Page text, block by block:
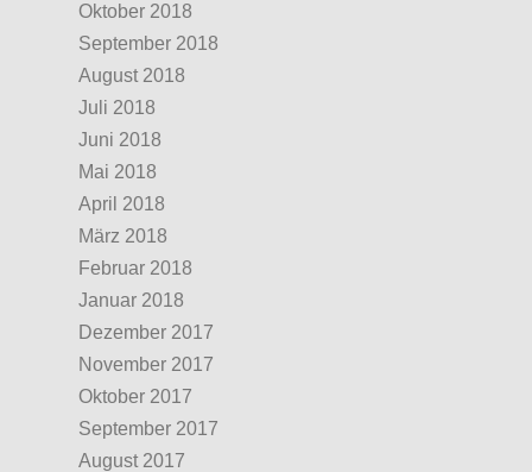
Oktober 2018
September 2018
August 2018
Juli 2018
Juni 2018
Mai 2018
April 2018
März 2018
Februar 2018
Januar 2018
Dezember 2017
November 2017
Oktober 2017
September 2017
August 2017